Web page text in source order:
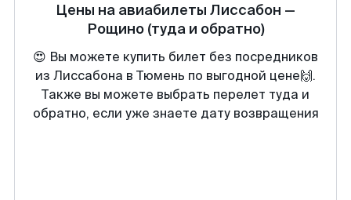
Цены на авиабилеты Лиссабон —
Рощино (туда и обратно)
😍 Вы можете купить билет без посредников
из Лиссабона в Тюмень по выгодной цене🙌.
Также вы можете выбрать перелет туда и
обратно, если уже знаете дату возвращения